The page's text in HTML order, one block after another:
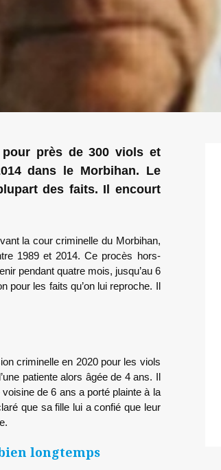
près de 300 viols et
dans le Morbihan. Le
des faits. Il encourt
la cour criminelle du Morbihan,
1989 et 2014. Ce procès hors-
pendant quatre mois, jusqu’au 6
pour les faits qu’on lui reproche. Il
criminelle en 2020 pour les viols
patiente alors âgée de 4 ans. Il
de 6 ans a porté plainte à la
que sa fille lui a confié que leur
longtemps